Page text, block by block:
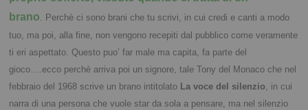
brano. Perchè ci sono brani che tu scrivi, in cui credi e canti a modo
tuo, ma poi, alla fine, non vengono recepiti dal pubblico come veramente
ti eri aspettato. Questo puo’ far male ma capita, fa parte del
gioco….ecco perchè arriva poi un signore, tale Tony del Monaco che nel
febbraio del 1968 scrive un brano intitolato La voce del silenzio, in cui
narra di una persona che vuole star da sola a pensare, ma nel silenzio